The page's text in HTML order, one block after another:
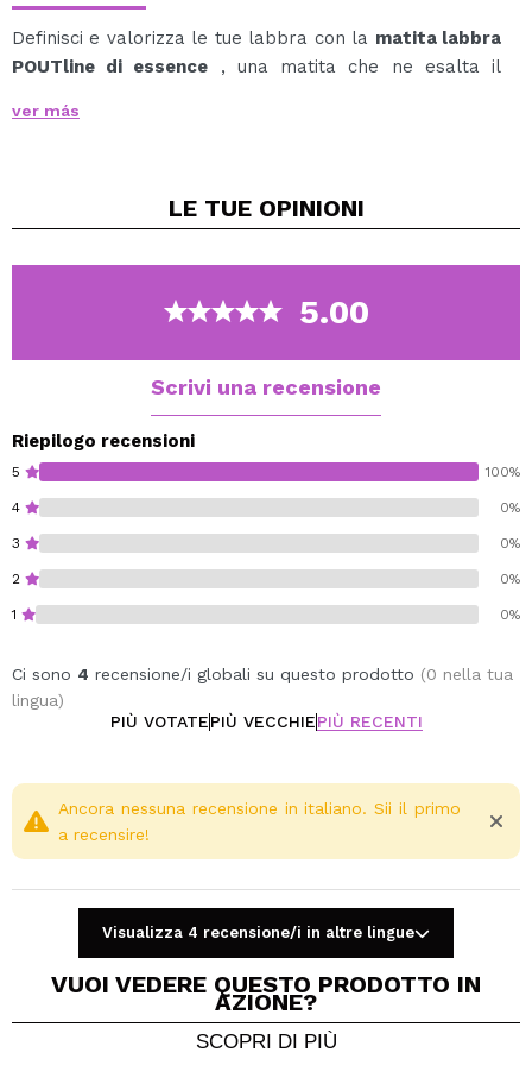
Definisci e valorizza le tue labbra con la matita labbra
POUTline di essence , una matita che ne esalta il
La sua formula cremosa scorre facilmente, offrendo
Ideale per delineare con precisione, ridefinire la forma
rossetto.
Il formato della matita in legno consente un'affilatura
precisa per un tratto pulito e controllato in ogni
Cruelty free.
Paraben free.
Gluten free.
Alcohol free.
Fragrance free.
ver más
LE TUE OPINIONI
5.00
Scrivi una recensione
Riepilogo recensioni
5 100%
4 0%
3 0%
2 0%
1 0%
Ci sono 4 recensione/i globali su questo prodotto (0 nella tua
lingua)
PIÙ VOTATEPIÙ VECCHIEPIÙ RECENTI
Condividi un video o una foto
Ancora nessuna recensione in italiano. Sii il primo
a recensire!
Visualizza 4 recensione/i in altre lingue
VUOI VEDERE QUESTO PRODOTTO IN
AZIONE?
SCOPRI DI PIÙ